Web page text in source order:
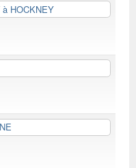
HOCKNEY